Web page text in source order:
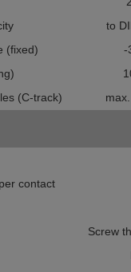
to
(fixed)
-
(C-track)
contact
Screw